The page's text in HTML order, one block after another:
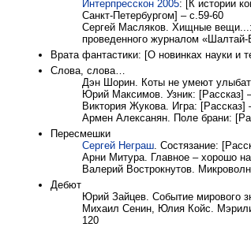
Интерпресскон 2005: [К истории
Санкт-Петербургом] – с.59-60
Сергей Масляков. Хищные вещи...:
проведенного журналом «Шалтай-
Врата фантастики: [О новинках науки и
Слова, слова…
Дэн Шорин. Коты не умеют
Юрий Максимов. Узник: [Рассказ]
Виктория Жукова. Игра: [Рассказ]
Армен Алексанян. Поле брани:
Пересмешки
Сергей Неграш. Состязание:
Арни Митура. Главное – хорошо
Валерий Вострокнутов.
Дебют
Юрий Зайцев. Событие мирового
Михаил Сенин, Юлия Койс.
120